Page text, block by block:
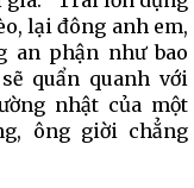
lại đông anh em,
an phận như bao
quẩn quanh với
nhật của một
ông giời chẳng